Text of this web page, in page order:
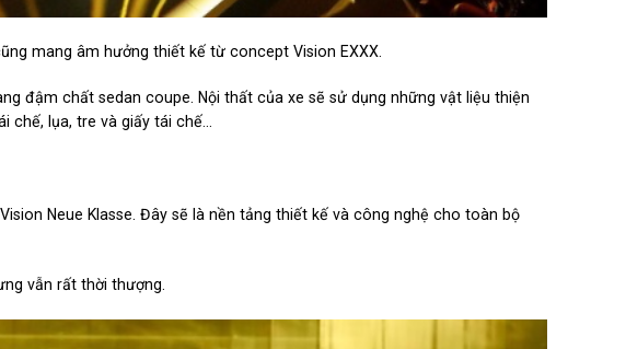
mang âm hưởng thiết kế từ concept Vision EXXX.
đậm chất sedan coupe. Nội thất của xe sẽ sử dụng những vật liệu thiện
chế, lụa, tre và giấy tái chế…
Neue Klasse. Đây sẽ là nền tảng thiết kế và công nghệ cho toàn bộ
vẫn rất thời thượng.